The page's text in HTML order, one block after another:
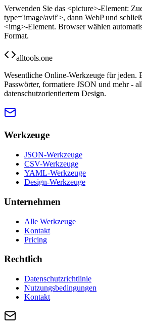
Verwenden Sie das <picture>-Element:
type='image/avif'>, dann WebP und
<img>-Element. Browser wählen
Format.
alltools.one
Wesentliche Online-Werkzeuge für jeden.
Passwörter, formatiere JSON und mehr -
datenschutzorientiertem Design.
Werkzeuge
JSON-Werkzeuge
CSV-Werkzeuge
YAML-Werkzeuge
Design-Werkzeuge
Unternehmen
Alle Werkzeuge
Kontakt
Pricing
Rechtlich
Datenschutzrichtlinie
Nutzungsbedingungen
Kontakt